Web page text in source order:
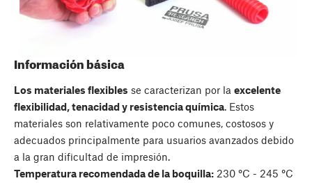
Información básica
Los materiales flexibles se caracterizan por la excelente
flexibilidad, tenacidad y resistencia química. Estos
materiales son relativamente poco comunes, costosos y
adecuados principalmente para usuarios avanzados debido
a la gran dificultad de impresión.
Temperatura recomendada de la boquilla: 230 °C - 245 °C